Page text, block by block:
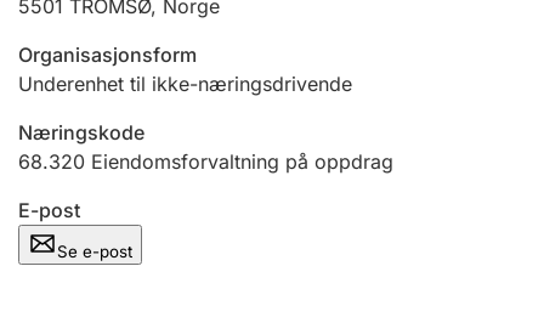
Andre tema
5501 TROMSØ, Norge
Organisasjonsform
Underenhet til ikke-næringsdrivende
Næringskode
68.320 Eiendomsforvaltning på oppdrag
E-post
Se e-post